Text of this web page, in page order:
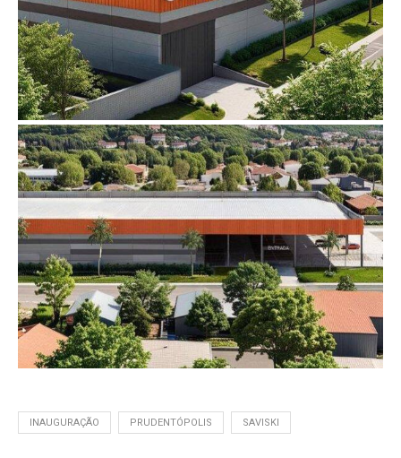
INAUGURAÇÃO PRUDENTÓPOLIS SAVISKI